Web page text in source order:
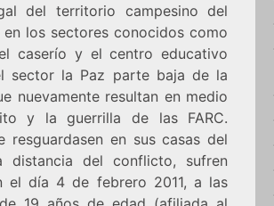
del territorio campesino del
los sectores conocidos como
caserío y el centro educativo
sector la Paz parte baja de la
nuevamente resultan en medio
y la guerrilla de las FARC.
resguardasen en sus casas del
del conflicto, sufren
el día 4 de febrero 2011, a las